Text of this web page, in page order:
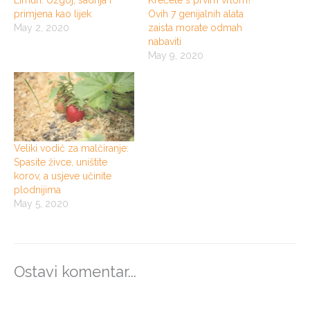
primjena kao lijek
May 2, 2020
Ovih 7 genijalnih alata
zaista morate odmah
nabaviti
May 9, 2020
Veliki vodič za malčiranje:
Spasite živce, uništite
korov, a usjeve učinite
plodnijima
May 5, 2020
Ostavi komentar...